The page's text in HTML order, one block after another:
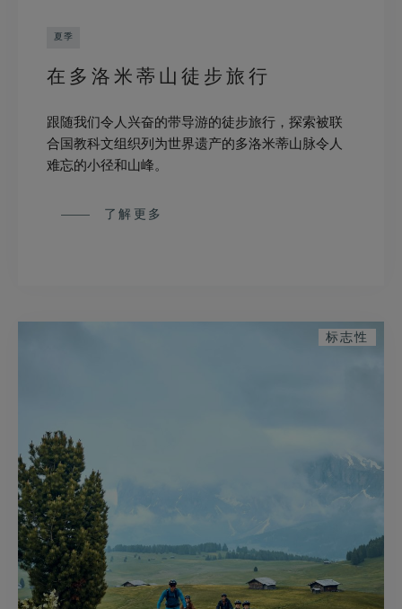
夏季
在多洛米蒂山徒步旅行
跟随我们令人兴奋的带导游的徒步旅行，探索被联
合国教科文组织列为世界遗产的多洛米蒂山脉令人
难忘的小径和山峰。
了解更多
标志性